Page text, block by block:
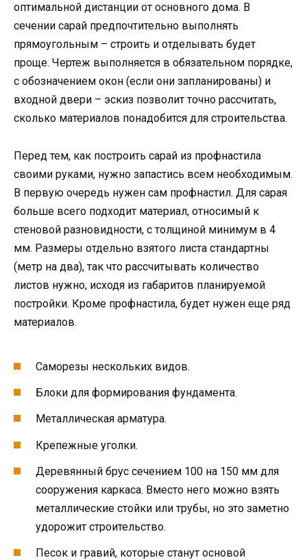
оптимальной дистанции от основного дома. В
сечении сарай предпочтительно выполнять
прямоугольным – строить и отделывать будет
проще. Чертеж выполняется в обязательном порядке,
с обозначением окон (если они запланированы) и
входной двери – эскиз позволит точно рассчитать,
сколько материалов понадобится для строительства.
Перед тем, как построить сарай из профнастила
своими руками, нужно запастись всем необходимым.
В первую очередь нужен сам профнастил. Для сарая
больше всего подходит материал, относимый к
стеновой разновидности, с толщиной минимум в 4
мм. Размеры отдельно взятого листа стандартны
(метр на два), так что рассчитывать количество
листов нужно, исходя из габаритов планируемой
постройки. Кроме профнастила, будет нужен еще ряд
материалов.
Саморезы нескольких видов.
Блоки для формирования фундамента.
Металлическая арматура.
Крепежные уголки.
Деревянный брус сечением 100 на 150 мм для
сооружения каркаса. Вместо него можно взять
металлические стойки или трубы, но это заметно
удорожит строительство.
Песок и гравий, которые станут основой